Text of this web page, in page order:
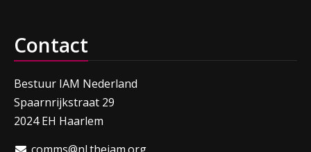
Contact
Bestuur IAM Nederland
Spaarnrijkstraat 29
2024 EH Haarlem
comms@nl.theiam.org